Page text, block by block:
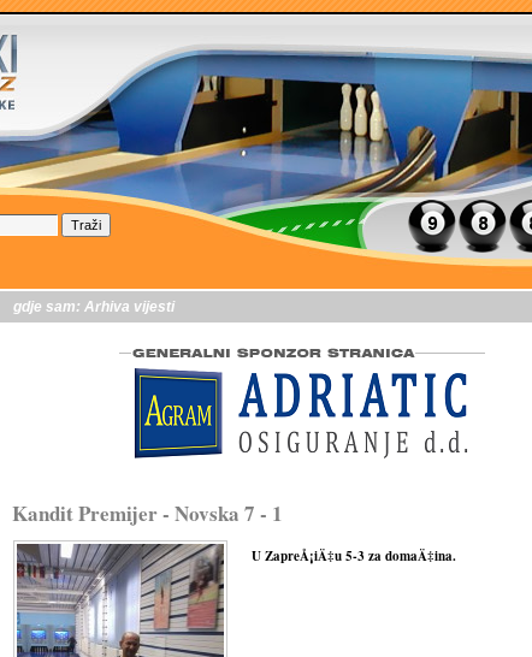
gdje sam: Arhiva vijesti
Kandit Premijer - Novska 7 - 1
U ZapreÅ¡iÄ‡u 5-3 za domaÄ‡ina.